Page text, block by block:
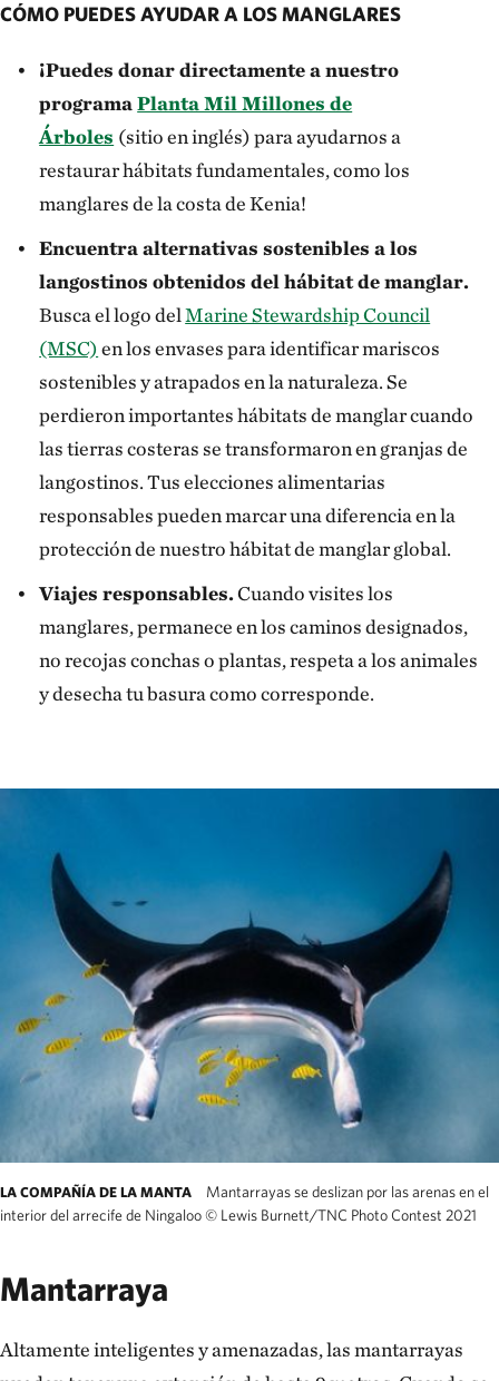
CÓMO PUEDES AYUDAR A LOS MANGLARES
¡Puedes donar directamente a nuestro
programaPlanta Mil Millones de
Árboles (sitio en inglés) para ayudarnos a
restaurar hábitats fundamentales, como los
manglares de la costa de Kenia!
Encuentra alternativas sostenibles a los
langostinos obtenidos del hábitat de manglar.
Busca el logo delMarine Stewardship Council
(MSC)en los envases para identificar mariscos
sostenibles y atrapados en la naturaleza. Se
perdieron importantes hábitats de manglar cuando
las tierras costeras se transformaron en granjas de
langostinos. Tus elecciones alimentarias
responsables pueden marcar una diferencia en la
protección de nuestro hábitat de manglar global.
Viajes responsables.Cuando visites los
manglares, permanece en los caminos designados,
no recojas conchas o plantas, respeta a los animales
y desecha tu basura como corresponde.
LA COMPAÑÍA DE LA MANTA
Mantarrayas se deslizan por las arenas en el
interior del arrecife de Ningaloo© Lewis Burnett/TNC Photo Contest 2021
Mantarraya
Altamente inteligentes y amenazadas, las mantarrayas